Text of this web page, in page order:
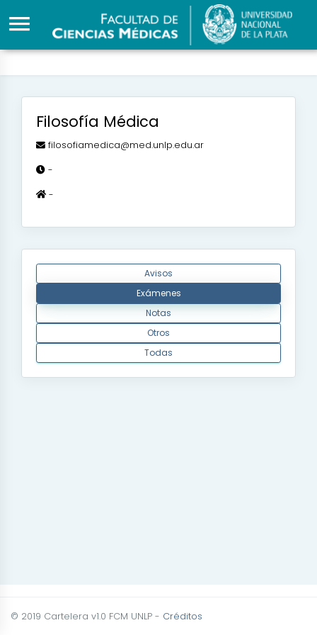
Filosofía Médica
filosofiamedica@med.unlp.edu.ar
-
-
Avisos
Exámenes
Notas
Otros
Todas
© 2019 Cartelera v1.0 FCM UNLP - Créditos